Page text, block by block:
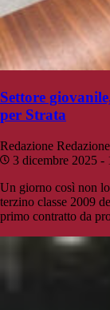
Settore
per Strata
Redazione Redazione
3 dicembre 2025 -
Un giorno così non
terzino classe 2009
primo contratto da